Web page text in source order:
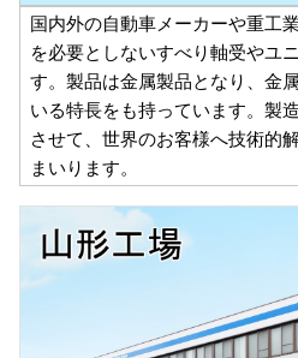
国内外の自動車メーカーや重工
を必要としないすべり軸受やユ
す。製品は金属製品となり、金
いる特長をも持っています。製
させて、世界のお客様へ技術的
まいります。